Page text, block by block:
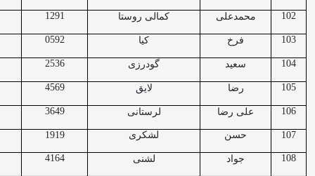
102 محمدعلی کمالی روستا 1291
103 فرخ کیا 0592
104 سعید گودرزی 2536
105 رضا لایق 4569
106 علی رضا لرستانی 3649
107 حسن لشکری 1919
108 جواد لشنی 4164